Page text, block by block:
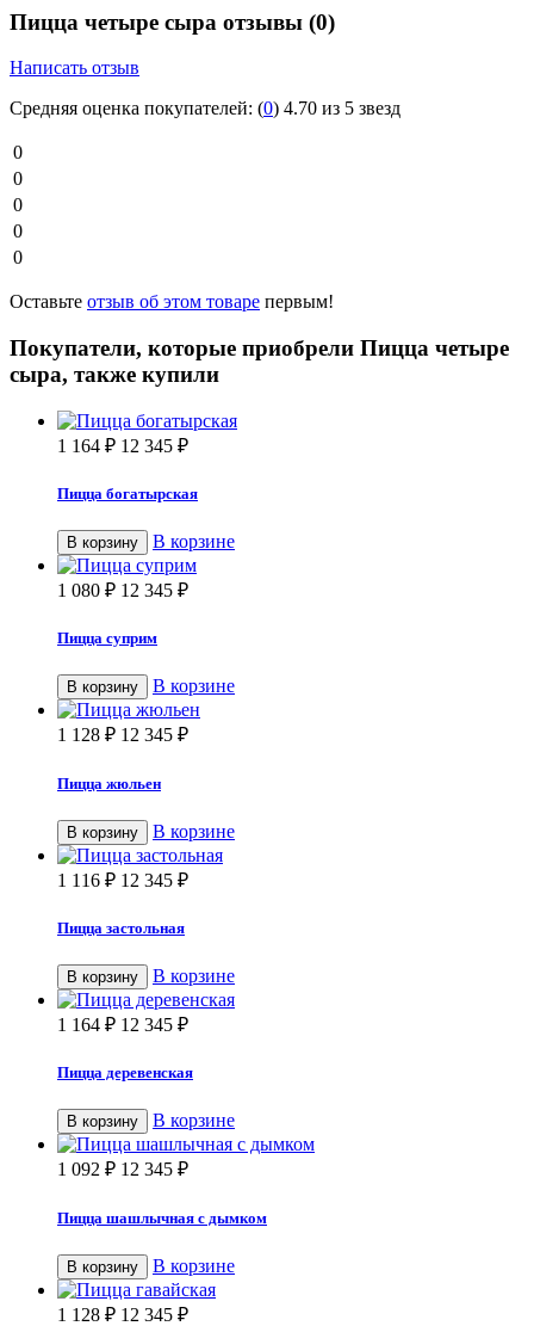
Пицца четыре сыра отзывы (0)
Написать отзыв
Средняя оценка покупателей: (0) 4.70 из 5 звезд
0
0
0
0
0
Оставьте отзыв об этом товаре первым!
Покупатели, которые приобрели Пицца четыре
сыра, также купили
1 164 ₽ 12 345 ₽
Пицца богатырская
В корзину В корзине
1 080 ₽ 12 345 ₽
Пицца суприм
В корзину В корзине
1 128 ₽ 12 345 ₽
Пицца жюльен
В корзину В корзине
1 116 ₽ 12 345 ₽
Пицца застольная
В корзину В корзине
1 164 ₽ 12 345 ₽
Пицца деревенская
В корзину В корзине
1 092 ₽ 12 345 ₽
Пицца шашлычная с дымком
В корзину В корзине
1 128 ₽ 12 345 ₽